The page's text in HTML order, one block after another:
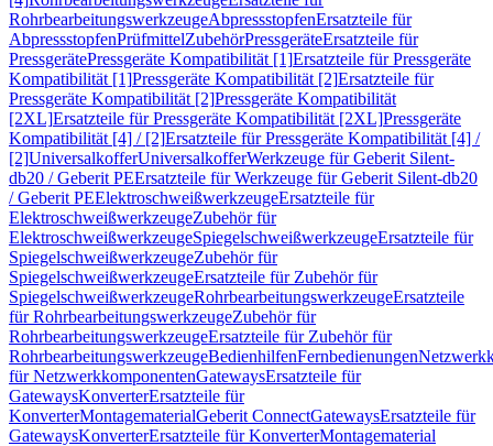
RohrbearbeitungswerkzeugeAbpressstopfenErsatzteile für
AbpressstopfenPrüfmittelZubehörPressgeräteErsatzteile für
PressgerätePressgeräte Kompatibilität [1]Ersatzteile für Pressgeräte
Kompatibilität [1]Pressgeräte Kompatibilität [2]Ersatzteile für
Pressgeräte Kompatibilität [2]Pressgeräte Kompatibilität
[2XL]Ersatzteile für Pressgeräte Kompatibilität [2XL]Pressgeräte
Kompatibilität [4] / [2]Ersatzteile für Pressgeräte Kompatibilität [4] /
[2]UniversalkofferUniversalkofferWerkzeuge für Geberit Silent-
db20 / Geberit PEErsatzteile für Werkzeuge für Geberit Silent-db20
/ Geberit PEElektroschweißwerkzeugeErsatzteile für
ElektroschweißwerkzeugeZubehör für
ElektroschweißwerkzeugeSpiegelschweißwerkzeugeErsatzteile für
SpiegelschweißwerkzeugeZubehör für
SpiegelschweißwerkzeugeErsatzteile für Zubehör für
SpiegelschweißwerkzeugeRohrbearbeitungswerkzeugeErsatzteile
für RohrbearbeitungswerkzeugeZubehör für
RohrbearbeitungswerkzeugeErsatzteile für Zubehör für
RohrbearbeitungswerkzeugeBedienhilfenFernbedienungen
für NetzwerkkomponentenGatewaysErsatzteile für
GatewaysKonverterErsatzteile für
KonverterMontagematerialGeberit ConnectGatewaysErsatzteile für
GatewaysKonverterErsatzteile für KonverterMontagematerial